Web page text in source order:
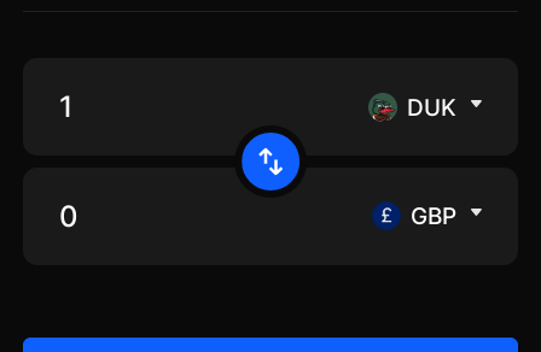
DUK
GBP